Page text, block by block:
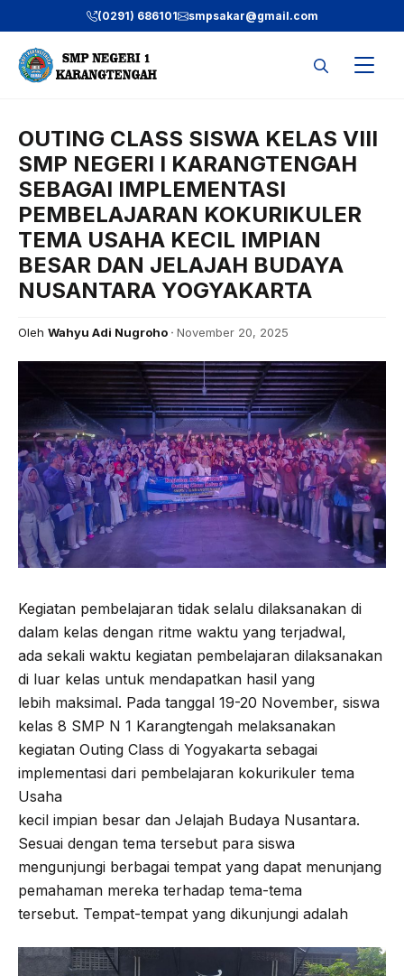
ke
(0291) 686101 smpsakar@gmail.com
OUTING CLASS SISWA KELAS VIII
SMP NEGERI I KARANGTENGAH
SEBAGAI IMPLEMENTASI
PEMBELAJARAN KOKURIKULER
TEMA USAHA KECIL IMPIAN
BESAR DAN JELAJAH BUDAYA
NUSANTARA YOGYAKARTA
Oleh Wahyu Adi Nugroho November 20, 2025
Kegiatan pembelajaran tidak selalu dilaksanakan di
dalam kelas dengan ritme waktu yang terjadwal,
ada sekali waktu kegiatan pembelajaran dilaksanakan
di luar kelas untuk mendapatkan hasil yang
lebih maksimal. Pada tanggal 19-20 November, siswa
kelas 8 SMP N 1 Karangtengah melaksanakan
kegiatan Outing Class di Yogyakarta sebagai
implementasi dari pembelajaran kokurikuler tema
Usaha
kecil impian besar dan Jelajah Budaya Nusantara.
Sesuai dengan tema tersebut para siswa
mengunjungi berbagai tempat yang dapat menunjang
pemahaman mereka terhadap tema-tema
tersebut. Tempat-tempat yang dikunjungi adalah